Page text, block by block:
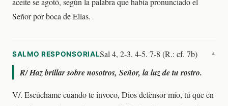
Señor por boca de Elías.
SALMO RESPONSORIALSal 4, 2-3. 4-5. 7-8 (R.: cf. 7b) ▼
R/Haz brillar sobre nosotros, Señor, la luz de tu rostro.
V/. Escúchame cuando te invoco, Dios defensor mío, tú que en